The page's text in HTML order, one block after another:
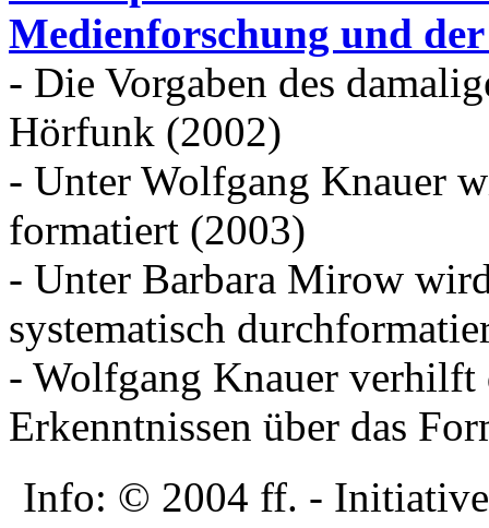
Medienforschung und
- Die Vorgaben des
Hörfunk (2002)
- Unter Wolfgang Knauer
formatiert (2003)
- Unter Barbara Mirow
systematisch
- Wolfgang Knauer verhilft
Erkenntnissen über das
Info: © 2004 ff. -